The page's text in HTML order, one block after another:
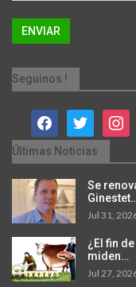
Seguinos !
facebooktwitter
Últimas Noticias
Se
Jul 31,
¿El fin
miden…
Jul 27,